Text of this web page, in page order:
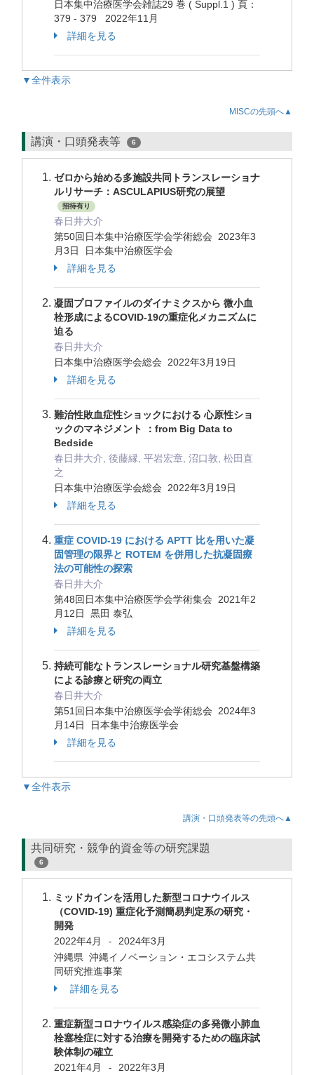
日本集中治療医学会雑誌29 巻 ( Suppl.1 ) 頁：
379 - 379 2022年11月
詳細を見る
▼全件表示
MISCの先頭へ▲
講演・口頭発表等 6
ゼロから始める多施設共同トランスレーショナ
ルリサーチ：ASCULAPIUS研究の展望
招待有り
春日井大介
第50回日本集中治療医学会学術総会 2023年3
月3日 日本集中治療医学会
詳細を見る
凝固プロファイルのダイナミクスから 微小血
栓形成によるCOVID-19の重症化メカニズムに
迫る
春日井大介
日本集中治療医学会総会 2022年3月19日
詳細を見る
難治性敗血症性ショックにおける 心原性ショ
ックのマネジメント ：from Big Data to
Bedside
春日井大介, 後藤縁, 平岩宏章, 沼口敦, 松田直
之
日本集中治療医学会総会 2022年3月19日
詳細を見る
重症 COVID-19 における APTT 比を用いた凝
固管理の限界と ROTEM を併用した抗凝固療
法の可能性の探索
春日井大介
第48回日本集中治療医学会学術集会 2021年2
月12日 黒田 泰弘
詳細を見る
持続可能なトランスレーショナル研究基盤構築
による診療と研究の両立
春日井大介
第51回日本集中治療医学会学術総会 2024年3
月14日 日本集中治療医学会
詳細を見る
▼全件表示
講演・口頭発表等の先頭へ▲
共同研究・競争的資金等の研究課題
6
ミッドカインを活用した新型コロナウイルス
（COVID-19) 重症化予測簡易判定系の研究・
開発
2022年4月
-
2024年3月
沖縄県 沖縄イノベーション・エコシステム共
同研究推進事業
詳細を見る
重症新型コロナウイルス感染症の多発微小肺血
栓塞栓症に対する治療を開発するための臨床試
験体制の確立
2021年4月
-
2022年3月